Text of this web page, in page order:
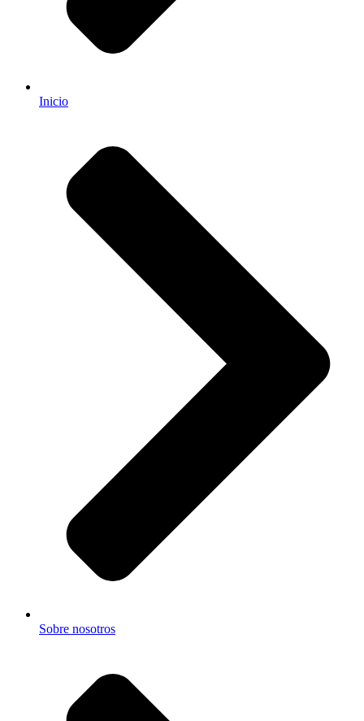
Inicio
Sobre nosotros